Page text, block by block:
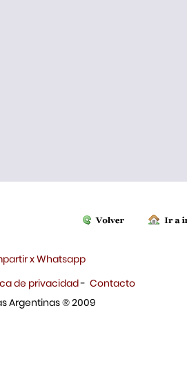
x Whatsapp
de privacidad- Contacto
Argentinas ® 2009